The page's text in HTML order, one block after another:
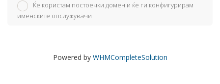
Ќе користам постоечки домен и ќе ги конфигурирам
именските опслужувачи
Powered by WHMCompleteSolution